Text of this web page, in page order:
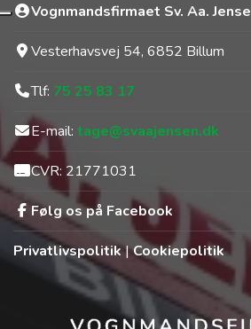
Vognmandsfirmaet Sv. Aa.
Vesterhavsvej 54, 6852 Billum
Tlf: 75 25 83 17
E-mail: tage@svaajensen.dk
CVR: 21771031
Følg os på Facebook
Privatlivspolitik|Cookiepolitik